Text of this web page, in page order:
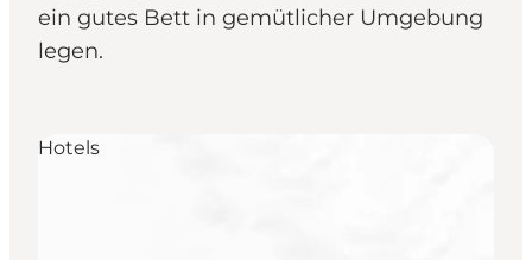
ein gutes Bett in gemütlicher Umgebung
legen.
Hotels